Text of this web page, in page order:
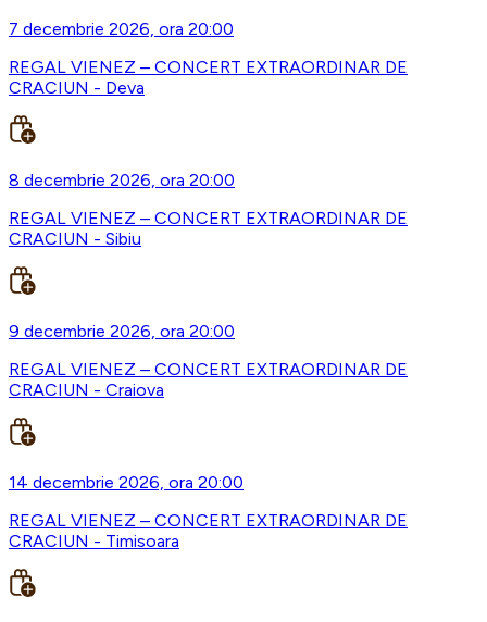
7 decembrie 2026, ora 20:00
REGAL VIENEZ – CONCERT EXTRAORDINAR DE
CRACIUN - Deva
8 decembrie 2026, ora 20:00
REGAL VIENEZ – CONCERT EXTRAORDINAR DE
CRACIUN - Sibiu
9 decembrie 2026, ora 20:00
REGAL VIENEZ – CONCERT EXTRAORDINAR DE
CRACIUN - Craiova
14 decembrie 2026, ora 20:00
REGAL VIENEZ – CONCERT EXTRAORDINAR DE
CRACIUN - Timisoara